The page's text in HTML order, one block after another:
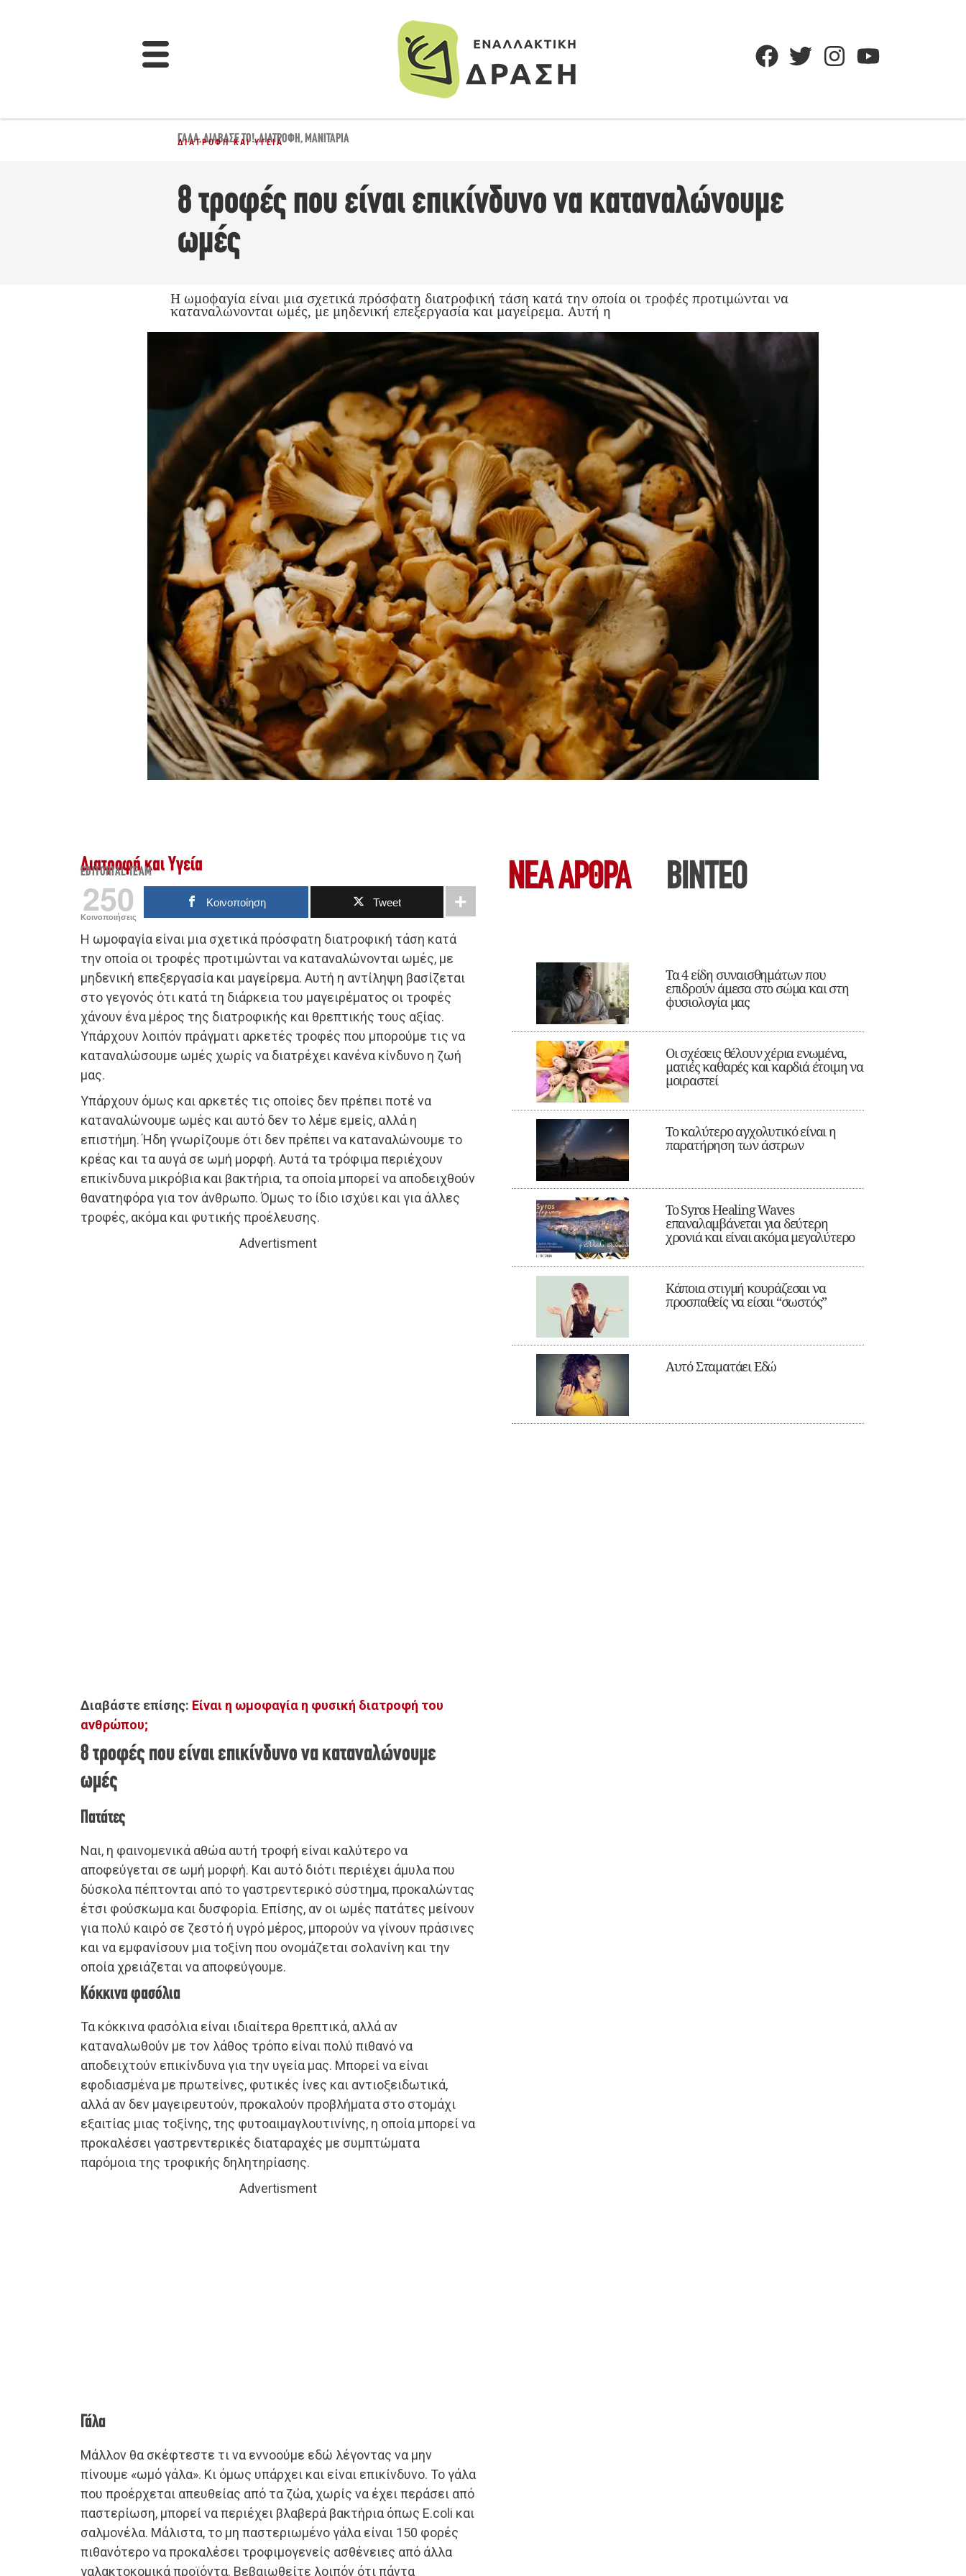
ΓΆΛΑ,ΔΙΆΒΑΣΈ ΤΟ!,ΔΙΑΤΡΟΦΉ,ΜΑΝΙΤΆΡΙΑ
ΔΙΑΤΡΟΦΉ ΚΑΙ ΥΓΕΊΑ
8 τροφές που είναι επικίνδυνο να καταναλώνουμε
ωμές
Η ωμοφαγία είναι μια σχετικά πρόσφατη διατροφική τάση κατά την οποία οι τροφές προτιμώνται να
καταναλώνονται ωμές, με μηδενική επεξεργασία και μαγείρεμα. Αυτή η
Διατροφή και Υγεία
EDITORIAL TEAM
250
Κοινοποιήσεις
Κοινοποίηση Tweet
Η ωμοφαγία είναι μια σχετικά πρόσφατη διατροφική τάση κατά
την οποία οι τροφές προτιμώνται να καταναλώνονται ωμές, με
μηδενική επεξεργασία και μαγείρεμα. Αυτή η αντίληψη βασίζεται
στο γεγονός ότι κατά τη διάρκεια του μαγειρέματος οι τροφές
χάνουν ένα μέρος της διατροφικής και θρεπτικής τους αξίας.
Υπάρχουν λοιπόν πράγματι αρκετές τροφές που μπορούμε τις να
καταναλώσουμε ωμές χωρίς να διατρέχει κανένα κίνδυνο η ζωή
μας.
Υπάρχουν όμως και αρκετές τις οποίες δεν πρέπει ποτέ να
καταναλώνουμε ωμές και αυτό δεν το λέμε εμείς, αλλά η
επιστήμη. Ήδη γνωρίζουμε ότι δεν πρέπει να καταναλώνουμε το
κρέας και τα αυγά σε ωμή μορφή. Αυτά τα τρόφιμα περιέχουν
επικίνδυνα μικρόβια και βακτήρια, τα οποία μπορεί να αποδειχθούν
θανατηφόρα για τον άνθρωπο. Όμως το ίδιο ισχύει και για άλλες
τροφές, ακόμα και φυτικής προέλευσης.
Advertisment
Διαβάστε επίσης: Είναι η ωμοφαγία η φυσική διατροφή του
ανθρώπου;
8 τροφές που είναι επικίνδυνο να καταναλώνουμε
ωμές
Πατάτες
Ναι, η φαινομενικά αθώα αυτή τροφή είναι καλύτερο να
αποφεύγεται σε ωμή μορφή. Και αυτό διότι περιέχει άμυλα που
δύσκολα πέπτονται από το γαστρεντερικό σύστημα, προκαλώντας
έτσι φούσκωμα και δυσφορία. Επίσης, αν οι ωμές πατάτες μείνουν
για πολύ καιρό σε ζεστό ή υγρό μέρος, μπορούν να γίνουν πράσινες
και να εμφανίσουν μια τοξίνη που ονομάζεται σολανίνη και την
οποία χρειάζεται να αποφεύγουμε.
Κόκκινα φασόλια
Τα κόκκινα φασόλια είναι ιδιαίτερα θρεπτικά, αλλά αν
καταναλωθούν με τον λάθος τρόπο είναι πολύ πιθανό να
αποδειχτούν επικίνδυνα για την υγεία μας. Μπορεί να είναι
εφοδιασμένα με πρωτείνες, φυτικές ίνες και αντιοξειδωτικά,
αλλά αν δεν μαγειρευτούν, προκαλούν προβλήματα στο στομάχι
εξαιτίας μιας τοξίνης, της φυτοαιμαγλουτινίνης, η οποία μπορεί να
προκαλέσει γαστρεντερικές διαταραχές με συμπτώματα
παρόμοια της τροφικής δηλητηρίασης.
Advertisment
Γάλα
Μάλλον θα σκέφτεστε τι να εννοούμε εδώ λέγοντας να μην
πίνουμε «ωμό γάλα». Κι όμως υπάρχει και είναι επικίνδυνο. Το γάλα
που προέρχεται απευθείας από τα ζώα, χωρίς να έχει περάσει από
παστερίωση, μπορεί να περιέχει βλαβερά βακτήρια όπως E.coli και
σαλμονέλα. Μάλιστα, το μη παστεριωμένο γάλα είναι 150 φορές
πιθανότερο να προκαλέσει τροφιμογενείς ασθένειες από άλλα
γαλακτοκομικά προϊόντα. Βεβαιωθείτε λοιπόν ότι πάντα
ΝΕΑ ΆΡΘΡΑ ΒΙΝΤΕΟ
Τα 4 είδη συναισθημάτων που
επιδρούν άμεσα στο σώμα και στη
φυσιολογία μας
Οι σχέσεις θέλουν χέρια ενωμένα,
ματιές καθαρές και καρδιά έτοιμη να
μοιραστεί
Το καλύτερο αγχολυτικό είναι η
παρατήρηση των άστρων
Το Syros Healing Waves
επαναλαμβάνεται για δεύτερη
χρονιά και είναι ακόμα μεγαλύτερο
Κάποια στιγμή κουράζεσαι να
προσπαθείς να είσαι “σωστός”
Αυτό Σταματάει Εδώ